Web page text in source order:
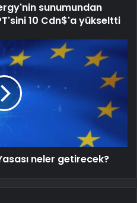
sunumundan
10 Cdn$'a yükseltti
neler getirecek?